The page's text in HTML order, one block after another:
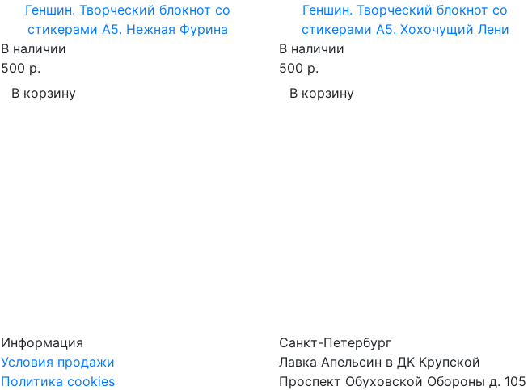
Геншин. Творческий блокнот cо
стикерами A5. Нежная Фурина
В наличии
500 р.
В корзину
Геншин. Творческий блокнот cо
стикерами A5. Хохочущий Лени
В наличии
500 р.
В корзину
Информация
Условия продажи
Политика cookies
Санкт-Петербург
Лавка Апельсин в ДК Крупской
Проспект Обуховской Обороны д. 105